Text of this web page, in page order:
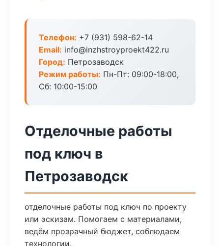
Телефон: +7 (931) 598-62-14
Email: info@inzhstroyproekt422.ru
Город: Петрозаводск
Режим работы: Пн-Пт: 09:00-18:00,
Сб: 10:00-15:00
Отделочные работы
под ключ в
Петрозаводск
отделочные работы под ключ по проекту
или эскизам. Помогаем с материалами,
ведём прозрачный бюджет, соблюдаем
технологии.